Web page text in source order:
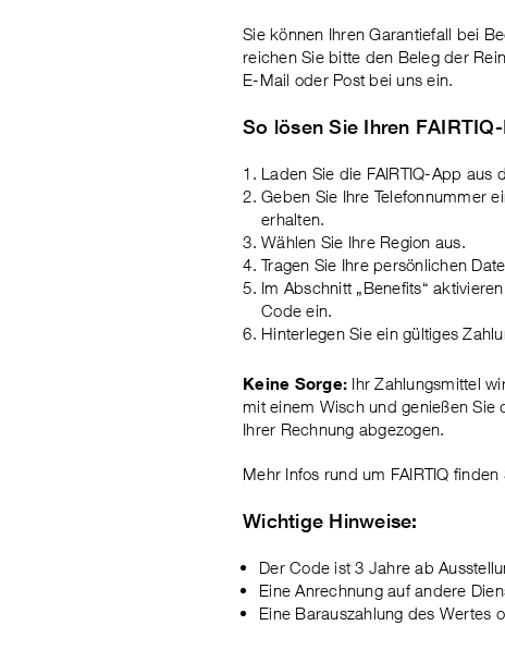
Sie können Ihren Garantiefall bei
reichen Sie bitte den Beleg der
E-Mail oder Post bei uns ein.
So lösen Sie Ihren
Laden Sie die FAIRTIQ-App aus
Geben Sie Ihre Telefonnummer
erhalten.
Wählen Sie Ihre Region aus.
Tragen Sie Ihre persönlichen
Im Abschnitt „Benefits“
Code ein.
Hinterlegen Sie ein gültiges
Keine Sorge: Ihr Zahlungsmittel
mit einem Wisch und genießen
Ihrer Rechnung abgezogen.
Mehr Infos rund um FAIRTIQ finden
Wichtige Hinweise:
Der Code ist 3 Jahre ab
Eine Anrechnung auf andere
Eine Barauszahlung des Wertes